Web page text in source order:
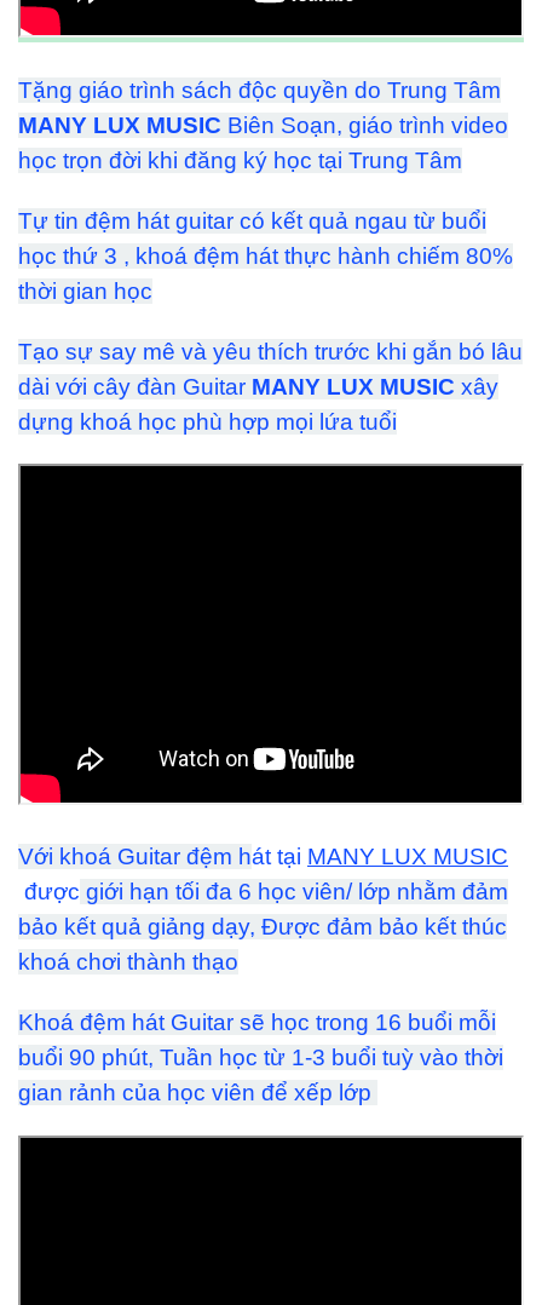
Tặng giáo trình sách độc quyền do Trung Tâm
MANY LUX MUSIC Biên Soạn, giáo trình video
học trọn đời khi đăng ký học tại Trung Tâm
Tự tin đệm hát guitar có kết quả ngau từ buổi
học thứ 3 , khoá đệm hát thực hành chiếm 80%
thời gian học
Tạo sự say mê và yêu thích trước khi gắn bó lâu
dài với cây đàn Guitar MANY LUX MUSIC xây
dựng khoá học phù hợp mọi lứa tuổi
Với khoá Guitar đệm hát tại MANY LUX MUSIC
được giới hạn tối đa 6 học viên/ lớp nhằm đảm
bảo kết quả giảng dạy, Được đảm bảo kết thúc
khoá chơi thành thạo
Khoá đệm hát Guitar sẽ học trong 16 buổi mỗi
buổi 90 phút, Tuần học từ 1-3 buổi tuỳ vào thời
gian rảnh của học viên để xếp lớp